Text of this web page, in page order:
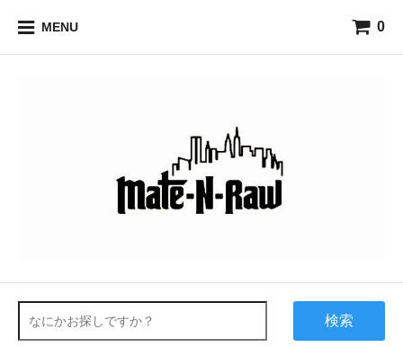
MENU 0
検索